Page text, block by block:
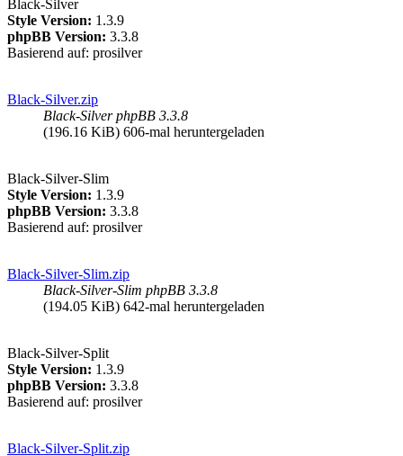
Black-Silver
Style Version: 1.3.9
phpBB Version: 3.3.8
Basierend auf: prosilver
Black-Silver.zip
Black-Silver phpBB 3.3.8
(196.16 KiB) 606-mal heruntergeladen
Black-Silver-Slim
Style Version: 1.3.9
phpBB Version: 3.3.8
Basierend auf: prosilver
Black-Silver-Slim.zip
Black-Silver-Slim phpBB 3.3.8
(194.05 KiB) 642-mal heruntergeladen
Black-Silver-Split
Style Version: 1.3.9
phpBB Version: 3.3.8
Basierend auf: prosilver
Black-Silver-Split.zip